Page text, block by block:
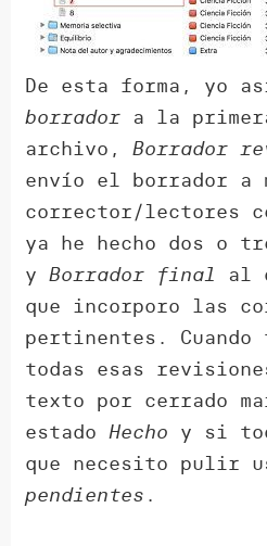
De esta forma, yo
borrador a la
archivo,Borrador
envío el borrador a
corrector/lectores
ya he hecho dos o
yBorrador final
al
que incorporo las
pertinentes. Cuando
todas esas
texto por cerrado
estadoHecho y si
que necesito pulir
pendientes .